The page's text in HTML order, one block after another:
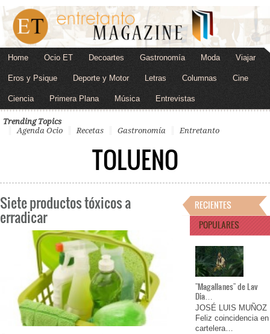
Home Ocio ET Decoartes Gastronomía Moda Viajar
Eros y Psique Deporte y Motor Letras Columnas Cine
Ciencia Primera Plana Música Entrevistas
Trending Topics
Agenda Ocio
Recetas Gastronomía Entretanto
TOLUENO
Siete productos tóxicos a
erradicar
RECIENTES
POPULARES
"Magallanes" de Lav
Dia…
JOSÉ LUIS MUÑOZ
Feliz coincidencia en
cartelera…